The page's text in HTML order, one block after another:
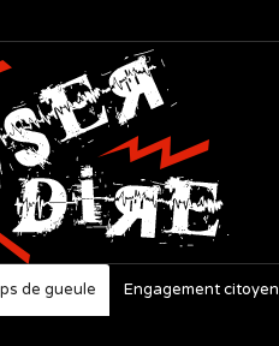
de gueule Engagement citoyen